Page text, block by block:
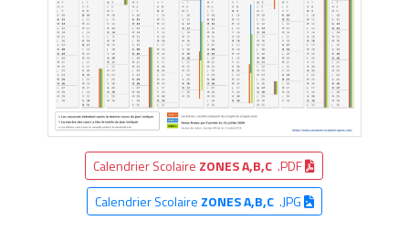
Calendrier Scolaire ZONES A,B,C .PDF
Calendrier Scolaire ZONES A,B,C.JPG